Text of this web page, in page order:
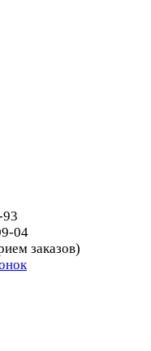
04
заказов)